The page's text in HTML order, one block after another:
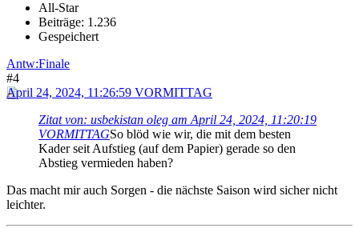
All-Star
Beiträge: 1.236
Gespeichert
Antw:Finale
#4
April 24, 2024, 11:26:59 VORMITTAG
Zitat von: usbekistan oleg am April 24, 2024, 11:20:19
VORMITTAGSo blöd wie wir, die mit dem besten
Kader seit Aufstieg (auf dem Papier) gerade so den
Abstieg vermieden haben?
Das macht mir auch Sorgen - die nächste Saison wird sicher nicht
leichter.